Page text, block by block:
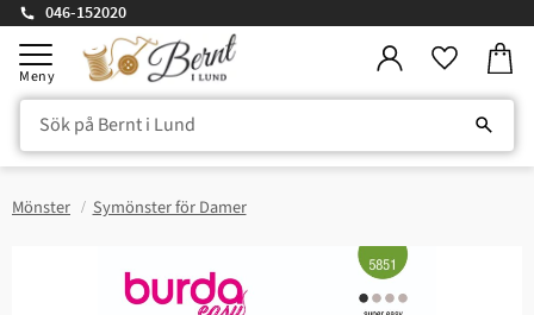
Meny
046-152020
Mönster Symönster för Damer